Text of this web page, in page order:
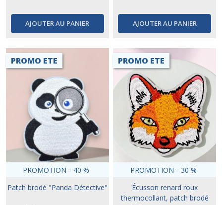
AJOUTER AU PANIER AJOUTER AU PANIER
PROMO ETE
PROMOTION - 40 %
Patch brodé "Panda Détective"
PROMO ETE
PROMOTION - 30 %
Écusson renard roux
thermocollant, patch brodé